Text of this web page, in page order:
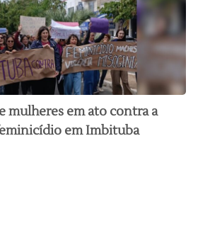
mulheres em ato contra a
em Imbituba